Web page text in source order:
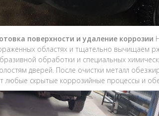
поверхности и удаление коррозии
областях и тщательно вычищаем
обработки и специальных
дверей. После очистки металл
любые скрытые коррозийные процессы и